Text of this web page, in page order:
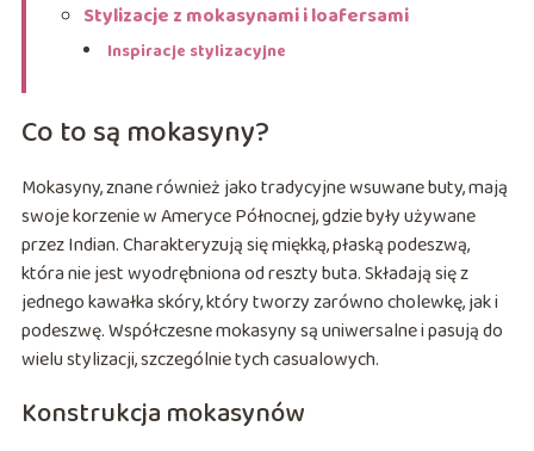
Stylizacje z mokasynami i loafersami
Inspiracje stylizacyjne
Co to są mokasyny?
Mokasyny, znane również jako tradycyjne wsuwane buty, mają
swoje korzenie w Ameryce Północnej, gdzie były używane
przez Indian. Charakteryzują się miękką, płaską podeszwą,
która nie jest wyodrębniona od reszty buta. Składają się z
jednego kawałka skóry, który tworzy zarówno cholewkę, jak i
podeszwę. Współczesne mokasyny są uniwersalne i pasują do
wielu stylizacji, szczególnie tych casualowych.
Konstrukcja mokasynów